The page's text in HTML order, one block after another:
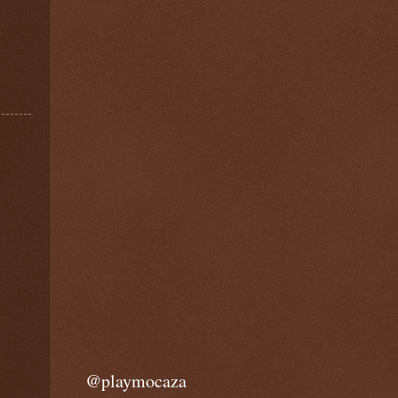
@playmocaza